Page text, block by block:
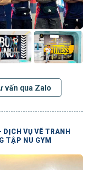
vấn qua Zalo
VỤ VẼ TRANH
TẬP NU GYM